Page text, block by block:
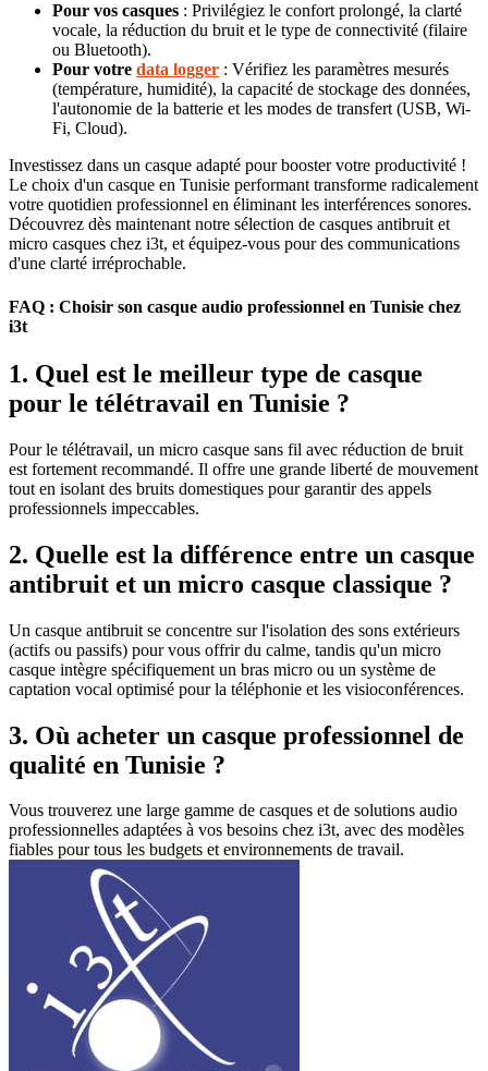
Pour vos casques : Privilégiez le confort prolongé, la clarté
vocale, la réduction du bruit et le type de connectivité (filaire
ou Bluetooth).
Pour votre data logger : Vérifiez les paramètres mesurés
(température, humidité), la capacité de stockage des données,
l'autonomie de la batterie et les modes de transfert (USB, Wi-
Fi, Cloud).
Investissez dans un casque adapté pour booster votre productivité !
Le choix d'un casque en Tunisie performant transforme radicalement
votre quotidien professionnel en éliminant les interférences sonores.
Découvrez dès maintenant notre sélection de casques antibruit et
micro casques chez i3t, et équipez-vous pour des communications
d'une clarté irréprochable.
FAQ : Choisir son casque audio professionnel en Tunisie chez
i3t
1. Quel est le meilleur type de casque
pour le télétravail en Tunisie ?
Pour le télétravail, un micro casque sans fil avec réduction de bruit
est fortement recommandé. Il offre une grande liberté de mouvement
tout en isolant des bruits domestiques pour garantir des appels
professionnels impeccables.
2. Quelle est la différence entre un casque
antibruit et un micro casque classique ?
Un casque antibruit se concentre sur l'isolation des sons extérieurs
(actifs ou passifs) pour vous offrir du calme, tandis qu'un micro
casque intègre spécifiquement un bras micro ou un système de
captation vocal optimisé pour la téléphonie et les visioconférences.
3. Où acheter un casque professionnel de
qualité en Tunisie ?
Vous trouverez une large gamme de casques et de solutions audio
professionnelles adaptées à vos besoins chez i3t, avec des modèles
fiables pour tous les budgets et environnements de travail.